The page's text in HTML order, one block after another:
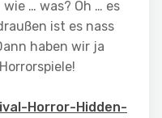
… was? Oh … es
ist es nass
haben wir ja
Horror-Hidden-